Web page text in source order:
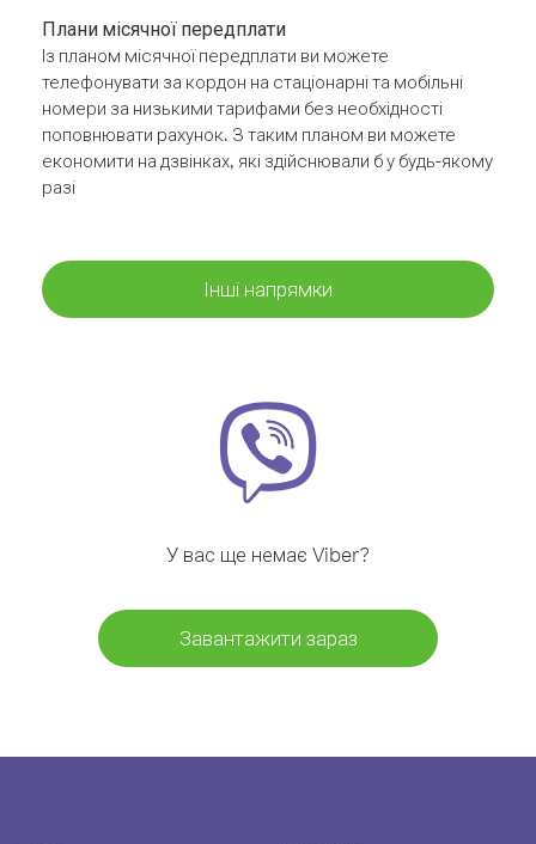
Плани місячної передплати
Із планом місячної передплати ви можете
телефонувати за кордон на стаціонарні та мобільні
номери за низькими тарифами без необхідності
поповнювати рахунок. З таким планом ви можете
економити на дзвінках, які здійснювали б у будь-якому
разі
Інші напрямки
У вас ще немає Viber?
Завантажити зараз